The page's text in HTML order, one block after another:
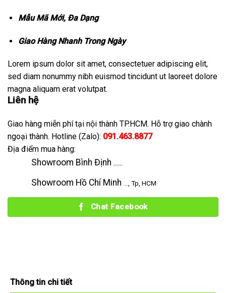
Mẫu Mã Mới, Đa Dạng
Giao Hàng Nhanh Trong Ngày
Lorem ipsum dolor sit amet, consectetuer adipiscing elit,
sed diam nonummy nibh euismod tincidunt ut laoreet dolore
magna aliquam erat volutpat.
Liên hệ
Giao hàng miễn phí tại nội thành TP.HCM. Hỗ trợ giao chành
ngoại thành. Hotline (Zalo): 091.463.8877
Địa điểm mua hàng:
Showroom Bình Định ......
Showroom Hồ Chí Minh ..., Tp, HCM
Chat Facebook
Thông tin chi tiết